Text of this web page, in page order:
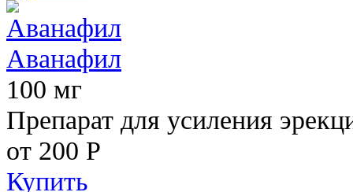
Аванафил
100 мг
Препарат для усиления
от 200 Р
Купить